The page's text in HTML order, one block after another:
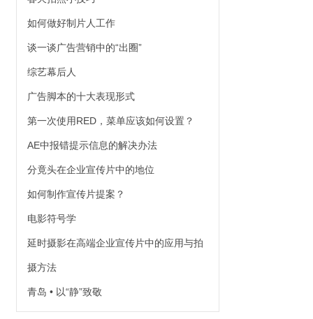
如何做好制片人工作
谈一谈广告营销中的“出圈”
综艺幕后人
广告脚本的十大表现形式
第一次使用RED，菜单应该如何设置？
AE中报错提示信息的解决办法
分竟头在企业宣传片中的地位
如何制作宣传片提案？
电影符号学
延时摄影在高端企业宣传片中的应用与拍
摄方法
青岛 • 以“静”致敬